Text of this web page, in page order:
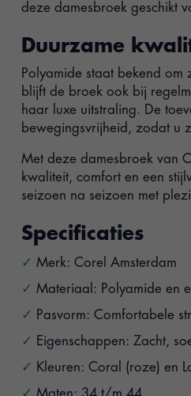
deze damesbroek geschikt
Duurzame
Polyamide staat bekend om
blijft de broek ook bij
haar luxe uitstraling. De
bewegingsvrijheid, zodat u
Met deze damesbroek van
kwaliteit, comfort en een
seizoen na seizoen met
Specificaties
Merk: Corel Amsterdam
Materiaal: Polyamide en
Pasvorm: Comfortabele
Eigenschappen: Zacht,
Kleuren: Coral (roze) en
Maten: 34 t/m 44